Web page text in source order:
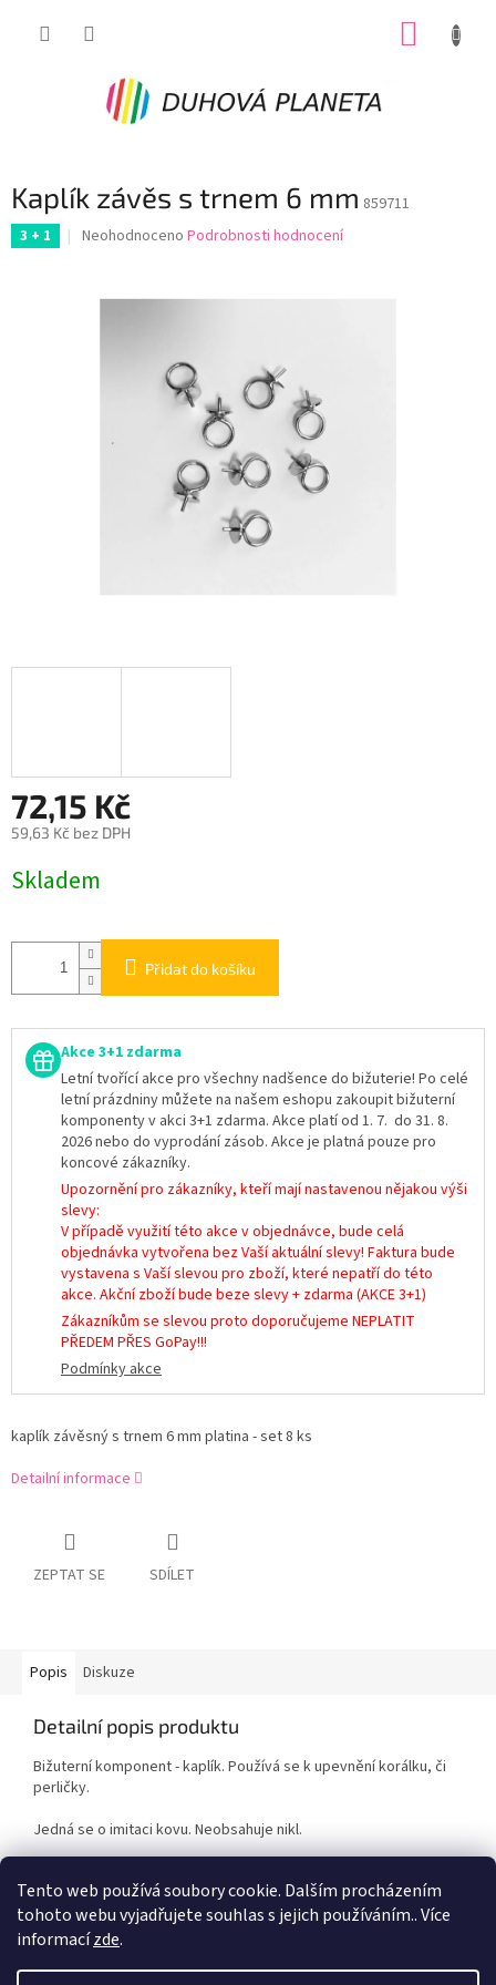
Tento web používá soubory cookie. Dalším procházením
tohoto webu vyjadřujete souhlas s jejich používáním.. Více
informacízde.
Kaplík závěs s trnem 6 mm 859711
3 + 1
Průměrné
Neohodnoceno Podrobnosti hodnocení
72,15 Kč
59,63 Kč bez DPH
cena:
Skladem
Přidat do košíku
Akce 3+1 zdarma
Letní tvořící akce pro všechny nadšence do bižuterie! Po celé
letní prázdniny můžete na našem eshopu zakoupit bižuterní
komponenty v akci 3+1 zdarma. Akce platí od 1. 7. do 31. 8.
2026 nebo do vyprodání zásob. Akce je platná pouze pro
koncové zákazníky.
Upozornění pro zákazníky, kteří mají nastavenou nějakou výši
slevy:
V případě využití této akce v objednávce, bude celá
objednávka vytvořena bez Vaší aktuální slevy! Faktura bude
vystavena s Vaší slevou pro zboží, které nepatří do této
akce. Akční zboží bude beze slevy + zdarma (AKCE 3+1)
Zákazníkům se slevou proto doporučujeme NEPLATIT
PŘEDEM PŘES GoPay!!!
Podmínky akce
kaplík závěsný s trnem 6 mm platina - set 8 ks
Detailní informace
ZEPTAT SE SDÍLET
Popis Diskuze
Detailní popis produktu
Bižuterní komponent - kaplík. Používá se k upevnění korálku, či
perličky.
Jedná se o imitaci kovu. Neobsahuje nikl.